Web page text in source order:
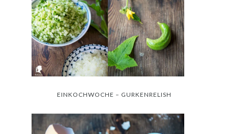
EINKOCHWOCHE – GURKENRELISH